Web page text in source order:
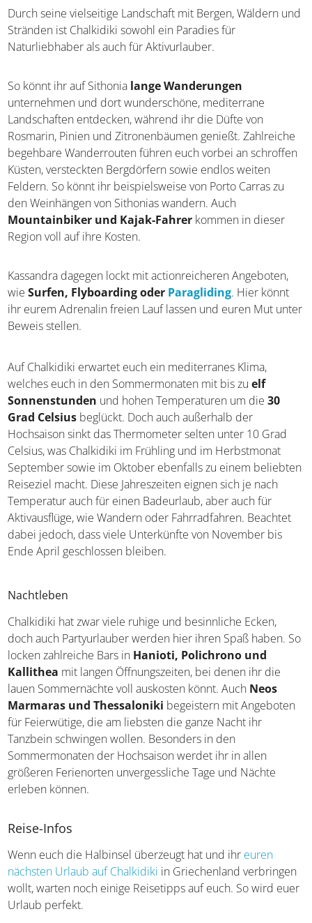
Outdoor-Aktivitäten
Durch seine vielseitige Landschaft mit Bergen, Wäldern
Naturliebhaber als auch für Aktivurlauber.
So könnt ihr auf Sithonialange Wanderungen
unternehmen und dort wunderschöne, mediterrane
Landschaften entdecken, während ihr die Düfte von
Rosmarin, Pinien und Zitronenbäumen genießt.
Zahlreiche begehbare Wanderrouten führen euch vorbei
an schroffen Küsten, versteckten Bergdörfern sowie
endlos weiten Feldern. So könnt ihr beispielsweise von
Porto Carras zu den Weinhängen von Sithonias wandern.
dieser Region voll auf ihre Kosten.
Kassandra dagegen lockt mit actionreicheren Angeboten,
wieSurfen, Flyboarding oder
unter Beweis stellen.
Auf Chalkidiki erwartet euch ein mediterranes Klima,
welches euch in den Sommermonaten mit bis zuelf
Sonnenstundenund hohen Temperaturen um die30
Grad Celsiusbeglückt. Doch auch außerhalb der
Hochsaison sinkt das Thermometer selten unter 10 Grad
Celsius, was Chalkidiki im Frühling und im Herbstmonat
September sowie im Oktober ebenfalls zu einem
beliebten Reiseziel macht. Diese Jahreszeiten eignen sich
je nach Temperatur auch für einen Badeurlaub, aber auch
für Aktivausflüge, wie Wandern oder Fahrradfahren.
Nachtleben
Chalkidiki hat zwar viele ruhige und besinnliche Ecken,
doch auch Partyurlauber werden hier ihren Spaß haben.
So locken zahlreiche Bars inHanioti, Polichrono und
Kallitheamit langen Öffnungszeiten, bei denen ihr die
lauen Sommernächte voll auskosten könnt. AuchNeos
Marmaras und Thessalonikibegeistern mit
Angeboten für Feierwütige, die am liebsten die ganze
Nacht ihr Tanzbein schwingen wollen. Besonders in den
Sommermonaten der Hochsaison werdet ihr in allen
erleben können.
Reise-Infos
Wenn euch die Halbinsel überzeugt hat und ihreuren
nächsten Urlaub auf Chalkidiki